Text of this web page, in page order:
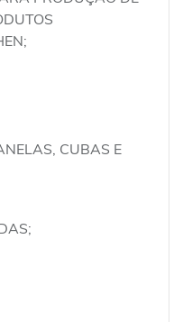
CUBAS E